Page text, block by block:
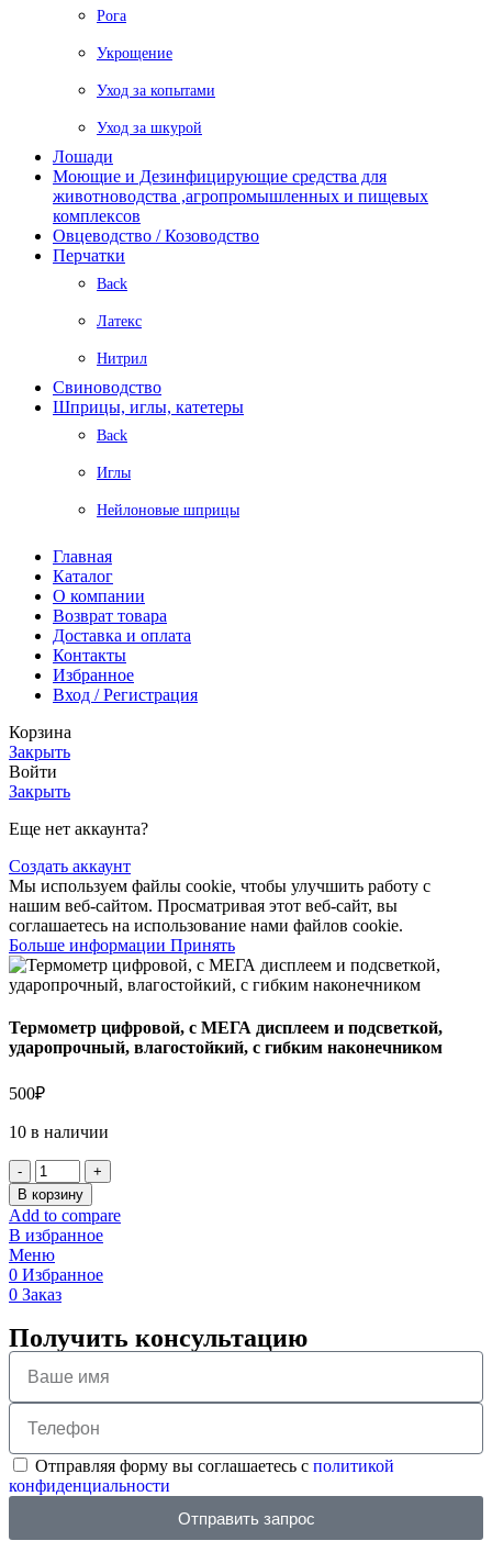
Рога
Укрощение
Уход за копытами
Уход за шкурой
Лошади
Моющие и Дезинфицирующие средства для
животноводства ,агропромышленных и пищевых
комплексов
Овцеводство / Козоводство
Перчатки
Back
Латекс
Нитрил
Свиноводство
Шприцы, иглы, катетеры
Back
Иглы
Нейлоновые шприцы
Главная
Каталог
О компании
Возврат товара
Доставка и оплата
Контакты
Избранное
Вход / Регистрация
Корзина
Закрыть
Войти
Закрыть
Еще нет аккаунта?
Создать аккаунт
Мы используем файлы cookie, чтобы улучшить работу с
нашим веб-сайтом. Просматривая этот веб-сайт, вы
соглашаетесь на использование нами файлов cookie.
Больше информации Принять
Термометр цифровой, с МЕГА дисплеем и подсветкой,
ударопрочный, влагостойкий, с гибким наконечником
500₽
10 в наличии
В корзину
Add to compare
В избранное
Меню
0 Избранное
0 Заказ
Получить консультацию
Отправляя форму вы соглашаетесь с политикой
конфиденциальности
Отправить запрос